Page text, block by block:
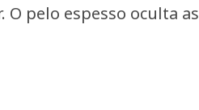
pelo espesso oculta as